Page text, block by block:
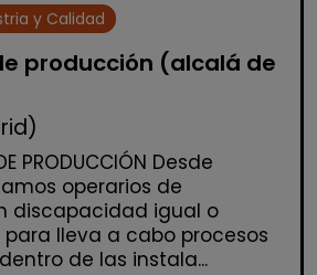
y Calidad
producción (alcalá de
PRODUCCIÓN Desde
operarios de
discapacidad igual o
para lleva a cabo procesos
de las instala...